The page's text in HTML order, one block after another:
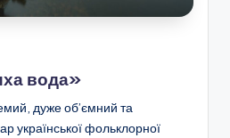
вода»
дуже об’ємний та
української фольклорної